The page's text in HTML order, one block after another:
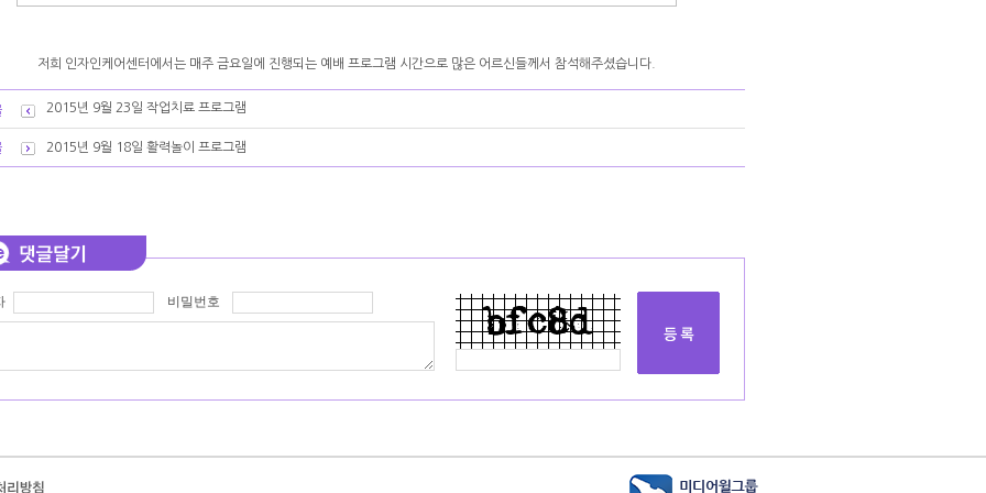
저희 인자인케어센터에서는 매주 금요일에 진행되는 예배 프로그램 시간으로 많은 어르신들께서 참석해주셨습니다.
2015년 9월 23일 작업치료 프로그램
2015년 9월 18일 활력놀이 프로그램
비밀번호